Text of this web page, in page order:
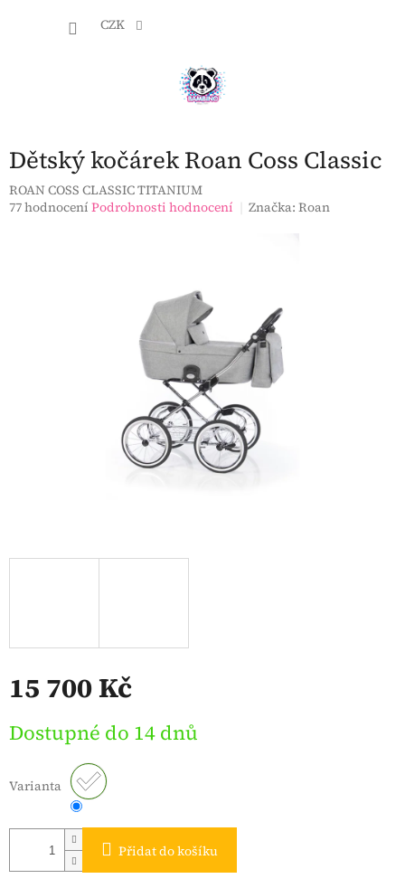
CZK
Dětský kočárek Roan Coss Classic
ROAN COSS CLASSIC TITANIUM
Průměrné
77 hodnocení Podrobnosti hodnocení Značka:Roan
15 700 Kč
cena:
Dostupné do 14 dnů
Varianta
Přidat do košíku